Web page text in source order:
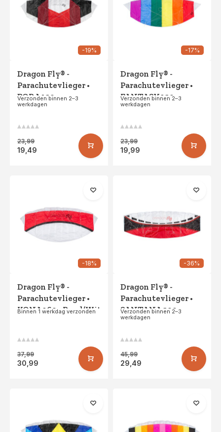
-19%
Dragon Fly® -
Parachutevlieger •
BORA 120 •
Rood/Donkerrood
Verzonden binnen 2–3
werkdagen
23,99
19,49
-17%
Dragon Fly® -
Parachutevlieger •
FANTASY 120 •
Paars/Blauw
Verzonden binnen 2–3
werkdagen
23,99
19,99
-18%
Dragon Fly® -
Parachutevlieger •
KONA 160 • Rood/Wit
Binnen 1 werkdag verzonden
37,99
30,99
-36%
Dragon Fly® -
Parachutevlieger •
SANTANA 200 •
Rood/Donkerrood
Verzonden binnen 2–3
werkdagen
45,99
29,49